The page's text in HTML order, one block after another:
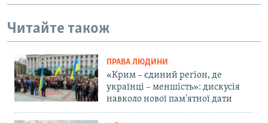
Читайте також
ПРАВА ЛЮДИНИ
«Крим – єдиний регіон, де
українці – меншість»: дискусія
навколо нової пам'ятної дати